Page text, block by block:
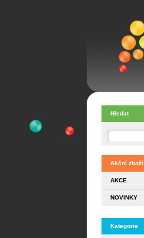
Hledat
Akční zboží
AKCE
NOVINKY
Kategorie